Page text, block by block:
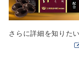
さらに詳細を知りた